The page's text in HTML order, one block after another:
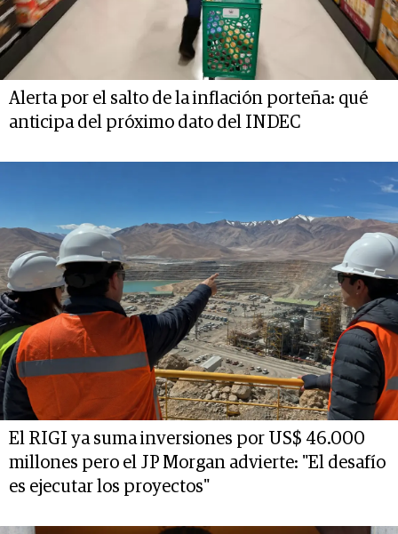
Alerta por el salto de la inflación porteña: qué
anticipa del próximo dato del INDEC
El RIGI ya suma inversiones por US$ 46.000
millones pero el JP Morgan advierte: "El desafío
es ejecutar los proyectos"